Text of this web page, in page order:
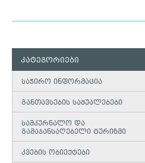
კატეგორიები
საჭირო ინფორმაცია
განთავსების საშუალებები
სამკურნალო და
გამაჯანსაღებელი ტურიზმი
კვების ობიექტები